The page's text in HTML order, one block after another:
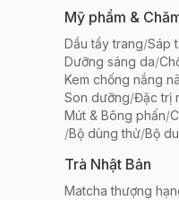
Mỹ phẩm &
Dầu tẩy trang/Sáp
Dưỡng sáng da/
Kem chống nắng
Son dưỡng/Đặc trị
Mút & Bông phấn/
/Bộ dùng thử/Bộ
Trà Nhật Bản
Matcha thượng